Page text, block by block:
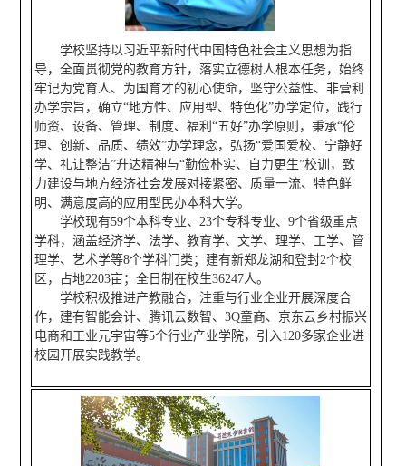
学校坚持以习近平新时代中国特色社会主义思想为指
导，全面贯彻党的教育方针，落实立德树人根本任务，始终
牢记为党育人、为国育才的初心使命，坚守公益性、非营利
办学宗旨，确立“地方性、应用型、特色化”办学定位，践行
师资、设备、管理、制度、福利“五好”办学原则，秉承“伦
理、创新、品质、绩效”办学理念，弘扬“爱国爱校、宁静好
学、礼让整洁”升达精神与“勤俭朴实、自力更生”校训，致
力建设与地方经济社会发展对接紧密、质量一流、特色鲜
明、满意度高的应用型民办本科大学。
学校现有59个本科专业、23个专科专业、9个省级重点
学科，涵盖经济学、法学、教育学、文学、理学、工学、管
理学、艺术学等8个学科门类；建有新郑龙湖和登封2个校
区，占地2203亩；全日制在校生36247人。
学校积极推进产教融合，注重与行业企业开展深度合
作，建有智能会计、腾讯云数智、3Q童商、京东云乡村振兴
电商和工业元宇宙等5个行业产业学院，引入120多家企业进
校园开展实践教学。